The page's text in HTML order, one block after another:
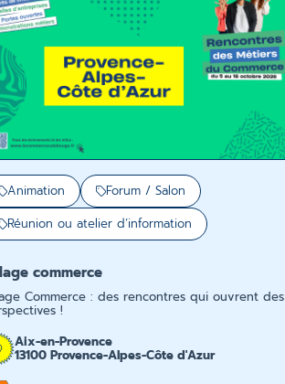
Animation
Forum / Salon
Réunion ou atelier d’information
commerce
Commerce : des rencontres qui ouvrent des
!
Aix-en-Provence
13100 Provence-Alpes-Côte d'Azur